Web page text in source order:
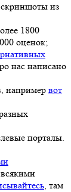
из
1800
оценок;
нас написано
например вот
порталы.
, там